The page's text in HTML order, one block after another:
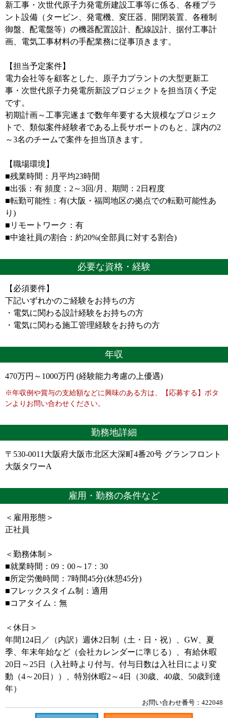
新工事・次世代原子力発電所建設工事等に係る、各種プラ
ント設備（タービン、発電機、変圧器、開閉装置、各種制
御盤、配電盤等）の機器配置設計、配線設計、据付工事計
画、電気工事材料の手配業務に従事頂きます。
【担当予定案件】
電力会社等を顧客とした、原子力プラントの大型更新工
事・次世代原子力発電所新設プロジェクトを担当頂く予定
です。
初期計画～工事完遂まで数年年要する大規模なプロジェク
トで、類似案件経験者である上長サポートのもと、課内の2
～3名のチームで案件を担当頂きます。
【職場環境】
■残業時間：月平均23時間
■出張：有 頻度：2～3回/月、期間：2日程度
■転勤可能性：有(大阪・福岡地区の拠点での転勤可能性あ
り)
■リモートワーク：有
■中途社員の割合：約20%(全部員に対する割合)
必要な資格・経験
【必須要件】
下記いずれかのご経験をお持ちの方
・電気に関わる設計経験をお持ちの方
・電気に関わる施工管理経験をお持ちの方
年収
470万円～1000万円 (経験能力考慮の上優遇)
※年収例や賞与の支給額などに興味のある方は、【応募する】ボタ
ンよりお問い合わせください。
勤務地詳細
〒530-0011大阪府大阪市北区大深町4番20号 グランフロント
大阪タワーA
雇用・勤務の条件など
＜雇用形態＞
正社員
＜勤務体制＞
■就業時間：09：00～17：30
■所定労働時間：7時間45分(休憩45分)
■フレックスタイム制：適用
■コアタイム：無
＜休日＞
年間124日／（内訳）週休2日制（土・日・祝）、GW、夏
季、年末年始など（会社カレンダーに準じる）、有給休暇
20日～25日（入社時より付与。付与日数は入社日により変
動（4～20日））、特別休暇2～4日（30歳、40歳、50歳到達
年）
お問い合わせ番号：422048